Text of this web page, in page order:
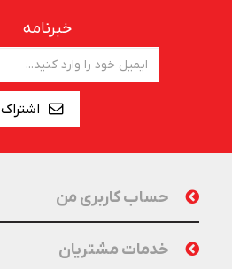
خبرنامه
اشتراک
حساب کاربری من
خدمات مشتریان